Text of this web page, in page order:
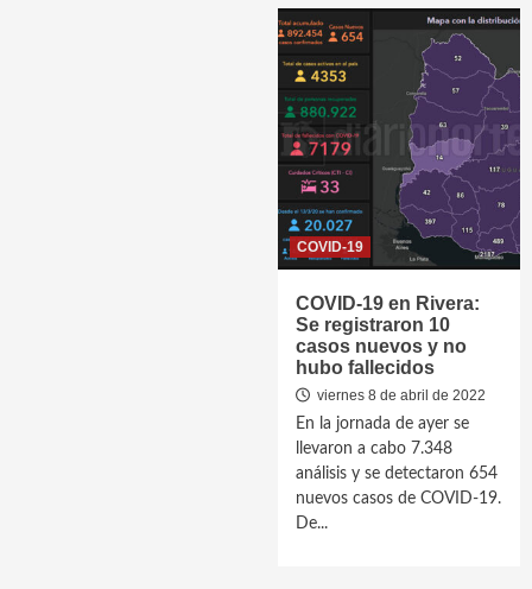
COVID-19
COVID-19 en Rivera:
Se registraron 10
casos nuevos y no
hubo fallecidos
viernes 8 de abril de 2022
En la jornada de ayer se
llevaron a cabo 7.348
análisis y se detectaron 654
nuevos casos de COVID-19.
De...